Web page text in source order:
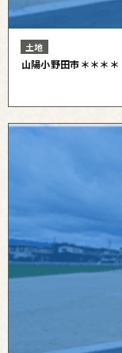
土地
山陽小野田市＊＊＊＊